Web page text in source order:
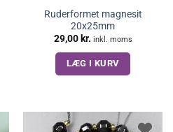
Ruderformet magnesit
20x25mm
29,00 kr. inkl. moms
LÆG I KURV